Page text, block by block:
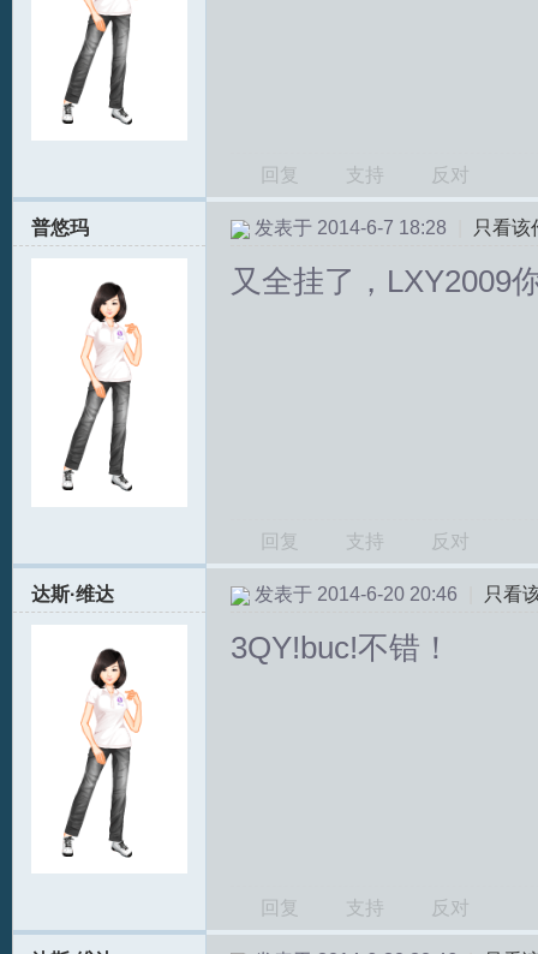
回复 支持 反对
普悠玛 发表于 2014-6-7 18:28 只看该
又全挂了，LXY2009
回复 支持 反对
达斯·维达 发表于 2014-6-20 20:46 只看
3QY!buc!不错！
回复 支持 反对